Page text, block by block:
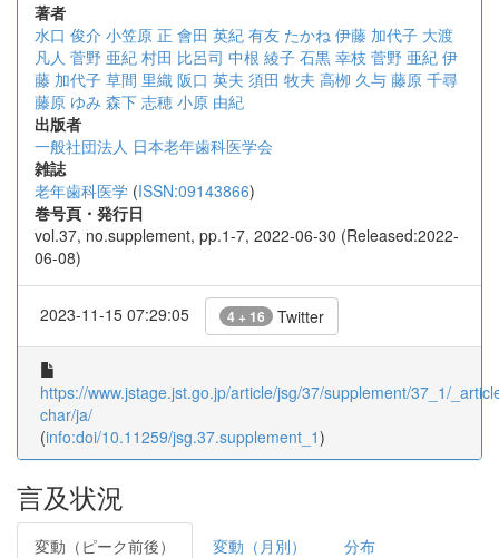
著者
水口 俊介 小笠原 正 會田 英紀 有友 たかね 伊藤 加代子 大渡
凡人 菅野 亜紀 村田 比呂司 中根 綾子 石黒 幸枝 菅野 亜紀 伊
藤 加代子 草間 里織 阪口 英夫 須田 牧夫 高栁 久与 藤原 千尋
藤原 ゆみ 森下 志穂 小原 由紀
出版者
一般社団法人 日本老年歯科医学会
雑誌
老年歯科医学 (ISSN:09143866)
巻号頁・発行日
vol.37, no.supplement, pp.1-7, 2022-06-30 (Released:2022-
06-08)
2023-11-15 07:29:05 4 + 16 Twitter
https://www.jstage.jst.go.jp/article/jsg/37/supplement/37_1/
char/ja/
(info:doi/10.11259/jsg.37.supplement_1)
言及状況
変動（ピーク前後） 変動（月別） 分布